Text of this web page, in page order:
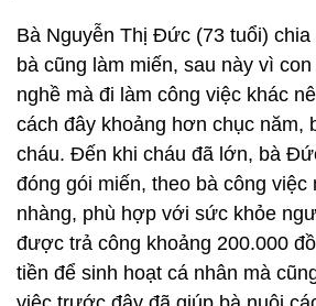
Bà Nguyễn Thị Đức (73 tuổi)
bà cũng làm miến, sau này vì
nghề mà đi làm công việc khác
cách đây khoảng hơn chục năm,
cháu. Đến khi cháu đã lớn, bà
đóng gói miến, theo bà công việc
nhàng, phù hợp với sức khỏe
được trả công khoảng 200.000
tiền để sinh hoạt cá nhân mà